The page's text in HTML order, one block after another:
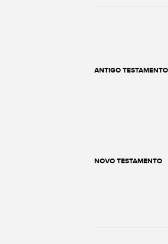
ANTIGO TESTAMENTO
NOVO TESTAMENTO